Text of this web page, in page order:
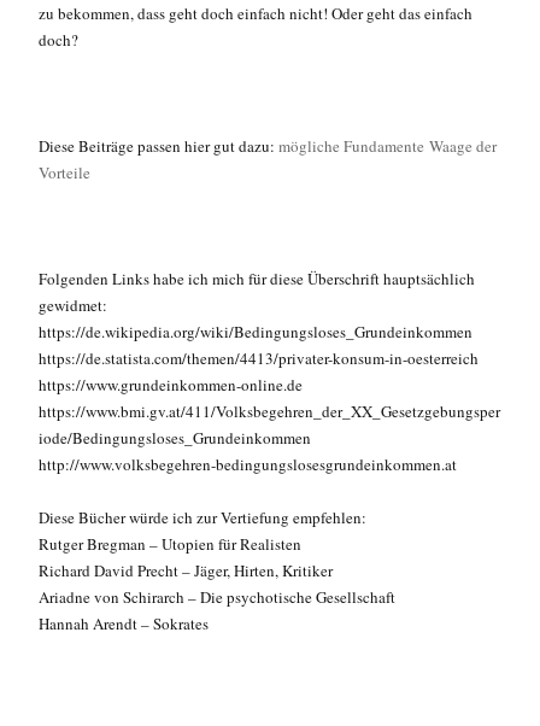
zu bekommen, dass geht doch einfach nicht! Oder geht das einfach
doch?
Diese Beiträge passen hier gut dazu: mögliche Fundamente Waage der
Vorteile
Folgenden Links habe ich mich für diese Überschrift hauptsächlich
gewidmet:
https://de.wikipedia.org/wiki/Bedingungsloses_Grundeinkommen
https://de.statista.com/themen/4413/privater-konsum-in-oesterreich
https://www.grundeinkommen-online.de
https://www.bmi.gv.at/411/Volksbegehren_der_XX_Gesetzgebungsper
iode/Bedingungsloses_Grundeinkommen
http://www.volksbegehren-bedingungslosesgrundeinkommen.at
Diese Bücher würde ich zur Vertiefung empfehlen:
Rutger Bregman – Utopien für Realisten
Richard David Precht – Jäger, Hirten, Kritiker
Ariadne von Schirarch – Die psychotische Gesellschaft
Hannah Arendt – Sokrates